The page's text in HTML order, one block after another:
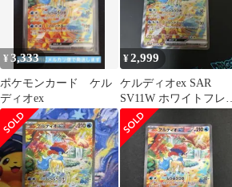
¥3,333
ポケモンカード ケル
ディオex
¥2,999
ケルディオex SAR
SV11W ホワイトフレア
169/086